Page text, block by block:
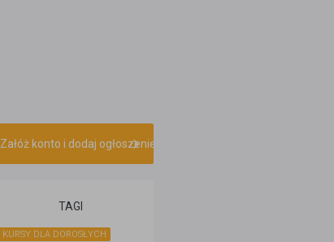
Załóż konto i dodaj ogłoszenie
TAGI
KURSY DLA DOROSŁYCH